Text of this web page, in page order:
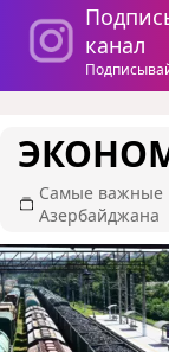
канал
Самые важные
Азербайджана